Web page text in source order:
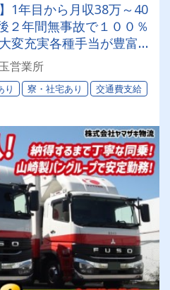
1年目から月収38万～40
２年間無事故で１００％
変充実各種手当が豊富★
全取得★＼山崎製パング
んか？／
営業所
り 寮・社宅あり
交通費支給